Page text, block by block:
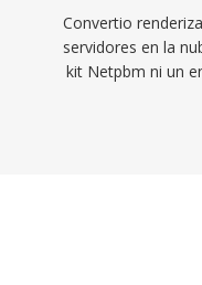
Convertio
servidores en la
kit Netpbm ni un